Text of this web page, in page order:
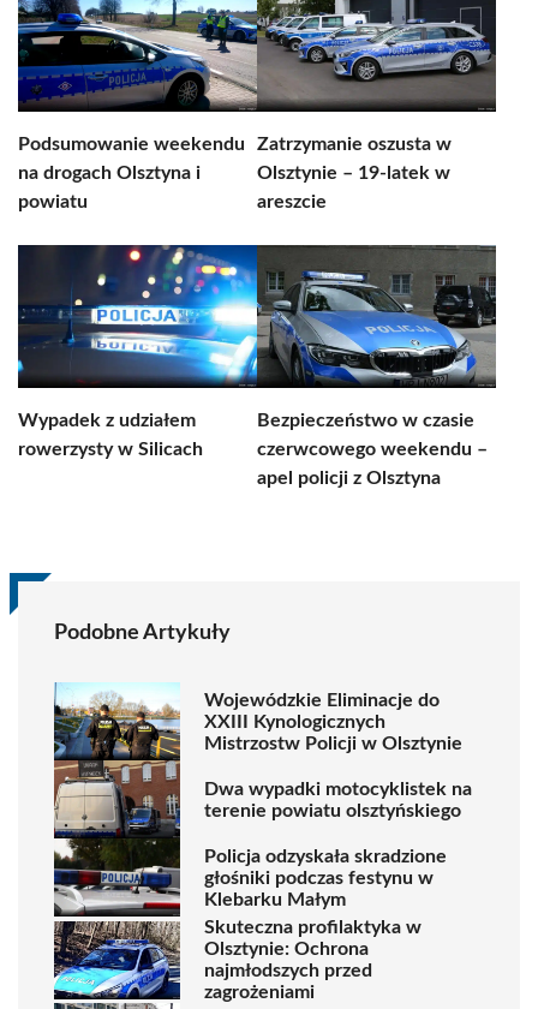
Podsumowanie weekendu
na drogach Olsztyna i
powiatu
Zatrzymanie oszusta w
Olsztynie – 19-latek w
areszcie
Wypadek z udziałem
rowerzysty w Silicach
Bezpieczeństwo w czasie
czerwcowego weekendu –
apel policji z Olsztyna
Podobne Artykuły
Wojewódzkie Eliminacje do
XXIII Kynologicznych
Mistrzostw Policji w Olsztynie
Dwa wypadki motocyklistek na
terenie powiatu olsztyńskiego
Policja odzyskała skradzione
głośniki podczas festynu w
Klebarku Małym
Skuteczna profilaktyka w
Olsztynie: Ochrona
najmłodszych przed
zagrożeniami